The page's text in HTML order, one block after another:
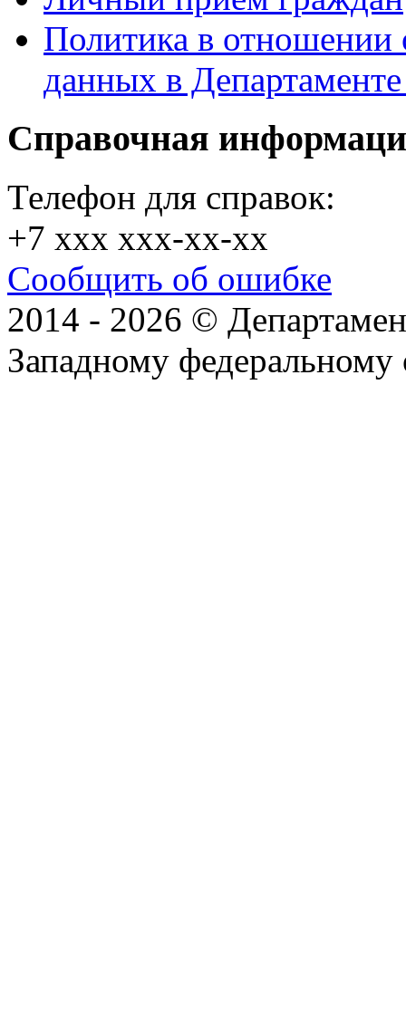
Политика в отношении
данных в
Справочная
Телефон для справок:
+7 xxx xxx-xx-xx
Сообщить об ошибке
2014 - 2026 ©
Западному федеральному